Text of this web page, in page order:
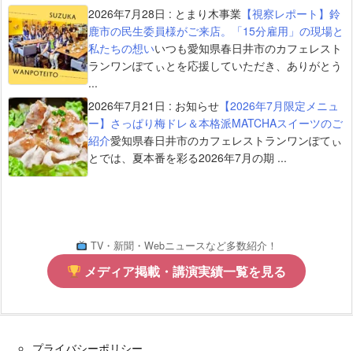
2026年7月28日 : とまり木事業 【視察レポート】鈴
鹿市の民生委員様がご来店。「15分雇用」の現場と
私たちの想いいつも愛知県春日井市のカフェレスト
ランワンぽてぃとを応援していただき、ありがとう
...
2026年7月21日 : お知らせ 【2026年7月限定メニュ
ー】さっぱり梅ドレ＆本格派MATCHAスイーツのご
紹介愛知県春日井市のカフェレストランワンぽてぃ
とでは、夏本番を彩る2026年7月の期 ...
TV・新聞・Webニュースなど多数紹介！
メディア掲載・講演実績一覧を見る